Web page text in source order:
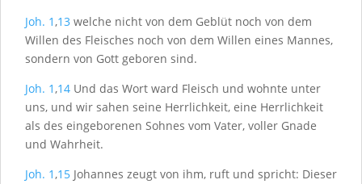
Joh. 1,13 welche nicht von dem Geblüt noch von dem
Willen des Fleisches noch von dem Willen eines Mannes,
sondern von Gott geboren sind.
Joh. 1,14 Und das Wort ward Fleisch und wohnte unter
uns, und wir sahen seine Herrlichkeit, eine Herrlichkeit
als des eingeborenen Sohnes vom Vater, voller Gnade
und Wahrheit.
Joh. 1,15 Johannes zeugt von ihm, ruft und spricht: Dieser